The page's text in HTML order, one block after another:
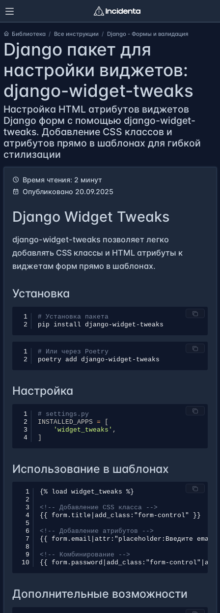
Библиотека Все инструкции Django - Формы и валидация
Django пакет для
настройки виджетов:
django-widget-tweaks
Настройка HTML атрибутов виджетов
Django форм с помощью django-widget-
tweaks. Добавление CSS классов и
атрибутов прямо в шаблонах для гибкой
стилизации
Время чтения: 2 минут
Опубликовано 20.09.2025
Django Widget Tweaks
django-widget-tweaks позволяет легко
добавлять CSS классы и HTML атрибуты к
виджетам форм прямо в шаблонах.
Установка
1
# Установка пакета
2
pip install
1
# Или через Poetry
2
poetry add
Настройка
1
# settings.py
2
INSTALLED_APPS =
[
3
'widget_tweaks' ,
4
]
Использование в шаблонах
1
2
3
<!-- Добавление CSS класса -->
4
5
6
<!-- Добавление атрибутов -->
7
8
9
<!-- Комбинирование -->
10
Дополнительные возможности